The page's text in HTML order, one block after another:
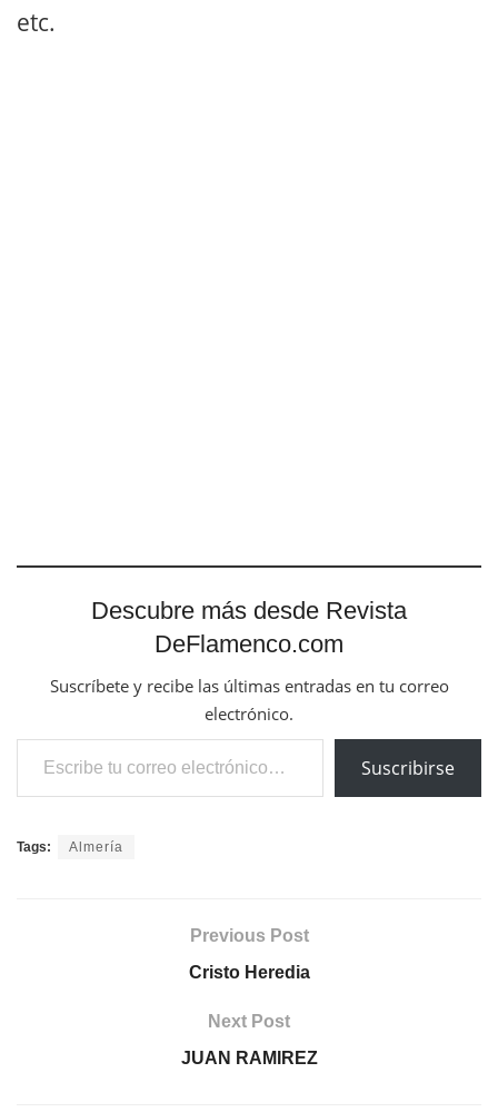
etc.
Descubre más desde Revista
DeFlamenco.com
Suscríbete y recibe las últimas entradas en tu correo
electrónico.
Escribe tu correo electrónico…
Suscribirse
Tags: Almería
Previous Post
Cristo Heredia
Next Post
JUAN RAMIREZ